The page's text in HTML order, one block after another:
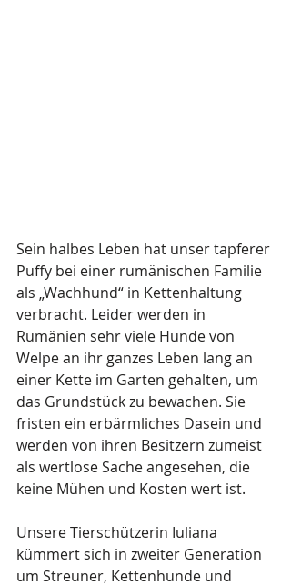
Sein halbes Leben hat unser tapferer
Puffy bei einer rumänischen Familie
als „Wachhund“ in Kettenhaltung
verbracht. Leider werden in
Rumänien sehr viele Hunde von
Welpe an ihr ganzes Leben lang an
einer Kette im Garten gehalten, um
das Grundstück zu bewachen. Sie
fristen ein erbärmliches Dasein und
werden von ihren Besitzern zumeist
als wertlose Sache angesehen, die
keine Mühen und Kosten wert ist.
Unsere Tierschützerin Iuliana
kümmert sich in zweiter Generation
um Streuner, Kettenhunde und